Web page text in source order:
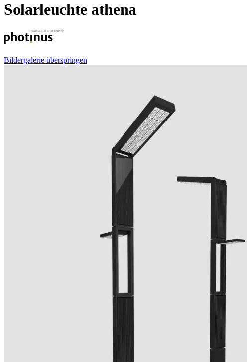
Solarleuchte athena
Bildergalerie überspringen